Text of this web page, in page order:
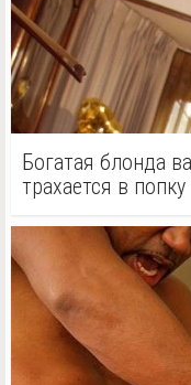
Богатая блонда
трахается в попку